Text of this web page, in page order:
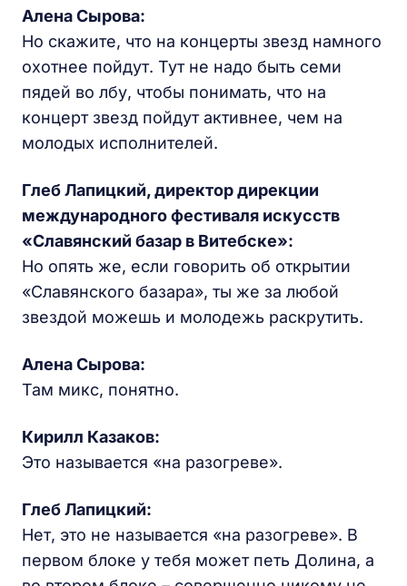
Алена Сырова:
Но скажите, что на концерты звезд намного
охотнее пойдут. Тут не надо быть семи
пядей во лбу, чтобы понимать, что на
концерт звезд пойдут активнее, чем на
молодых исполнителей.
Глеб Лапицкий, директор дирекции
международного фестиваля искусств
«Славянский базар в Витебске»:
Но опять же, если говорить об открытии
«Славянского базара», ты же за любой
звездой можешь и молодежь раскрутить.
Алена Сырова:
Там микс, понятно.
Кирилл Казаков:
Это называется «на разогреве».
Глеб Лапицкий:
Нет, это не называется «на разогреве». В
первом блоке у тебя может петь Долина, а